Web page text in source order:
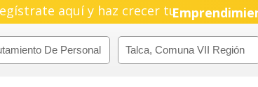
aquí y haz crecer tuPyme!